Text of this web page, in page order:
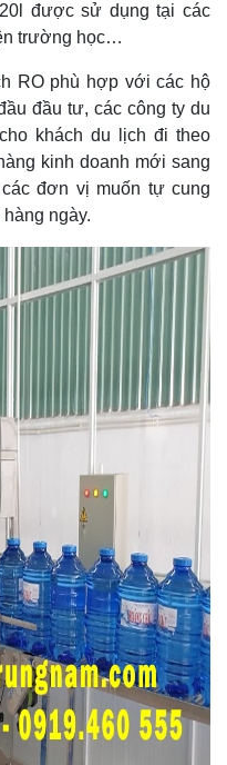
được sử dụng tại các
trường học…
RO phù hợp với các hộ
đầu tư, các công ty du
khách du lịch đi theo
kinh doanh mới sang
đơn vị muốn tự cung
ngày.